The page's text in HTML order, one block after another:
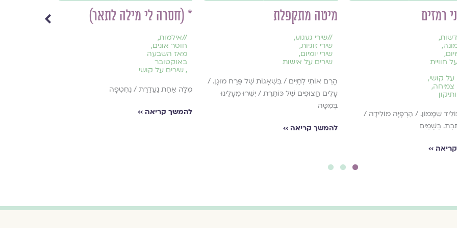
רמזים
,
,
,
חוויית
על קושי,
צמיחה,
שִׁמָּמוֹן. / הַרְפָּיָה מוֹלִידָה /
בַּשָּׁמַיִם
››
מיטה מתקפלת
//שירי געגוע,
שירי זוגיות,
שירי יומיום,
שירים על אישות
הָרֵם אוֹתִי לְחַיִּים / בִּשְׁאָגוֹת שֶׁל פֶּרַח מוּגָן. /
עָלִים חֲצוּפִים שֶׁל כּוֹתֶרֶת / יִשְּׁרוּ מֵעָלֵינוּ
בְּמִטָּה
להמשך קריאה ››
* (חסרה לי מילה לתאר)
//אילמות,
חוסר אונים,
מאז השבעה
באוקטובר
, שירים על קושי
מִלָּה אַחַת נֶעֱדֶרֶת / נֶחְטְפָה
להמשך קריאה ››
ויהי
1